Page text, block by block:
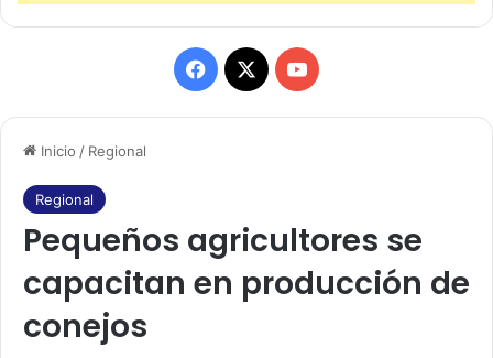
Inicio / Regional
Regional
Pequeños agricultores se
capacitan en producción de
conejos
F
a
b
o
X
Y
o
u
b